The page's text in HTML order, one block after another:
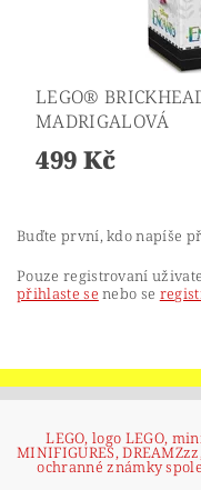
LEGO®
MADRIGALOVÁ
499 Kč
Buďte první, kdo napíše
Pouze registrovaní
přihlaste se nebo se
LEGO, logo LEGO,
MINIFIGURES,
ochranné známky